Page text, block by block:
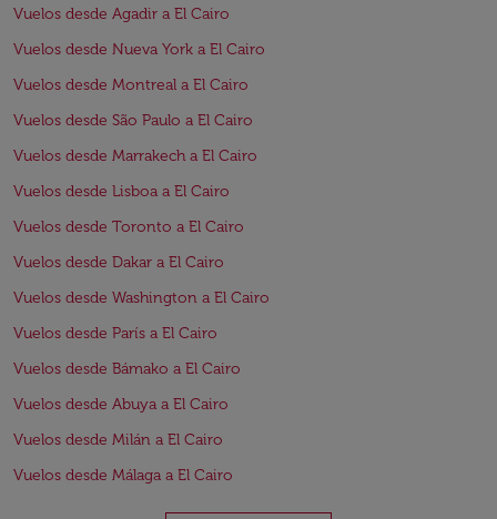
Vuelos desde Agadir a El Cairo
Vuelos desde Nueva York a El Cairo
Vuelos desde Montreal a El Cairo
Vuelos desde São Paulo a El Cairo
Vuelos desde Marrakech a El Cairo
Vuelos desde Lisboa a El Cairo
Vuelos desde Toronto a El Cairo
Vuelos desde Dakar a El Cairo
Vuelos desde Washington a El Cairo
Vuelos desde París a El Cairo
Vuelos desde Bámako a El Cairo
Vuelos desde Abuya a El Cairo
Vuelos desde Milán a El Cairo
Vuelos desde Málaga a El Cairo